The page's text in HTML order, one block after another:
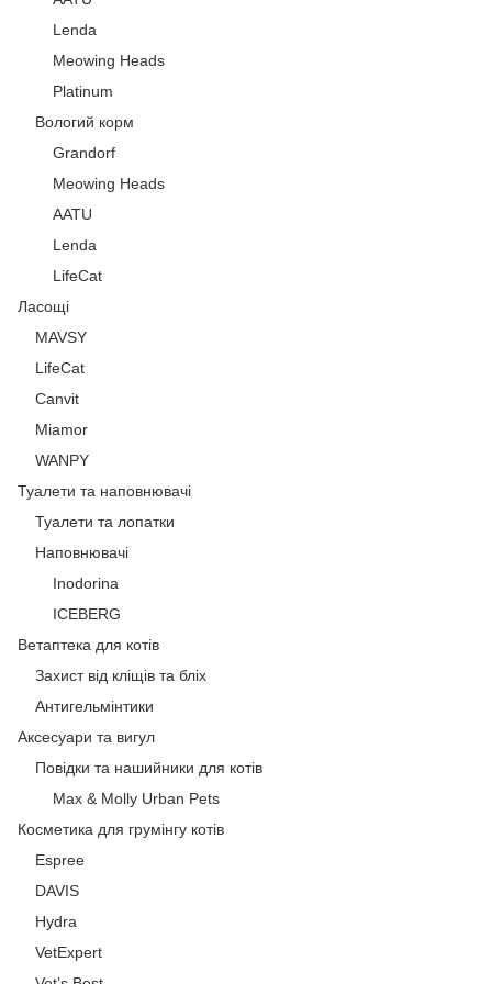
Lenda
Meowing Heads
Platinum
Вологий корм
Grandorf
Meowing Heads
AATU
Lenda
LifeCat
Ласощі
MAVSY
LifeCat
Canvit
Miamor
WANPY
Туалети та наповнювачі
Туалети та лопатки
Наповнювачі
Inodorina
ICEBERG
Ветаптека для котів
Захист від кліщів та бліх
Антигельмінтики
Аксесуари та вигул
Повідки та нашийники для котів
Max & Molly Urban Pets
Косметика для грумінгу котів
Espree
DAVIS
Hydra
VetExpert